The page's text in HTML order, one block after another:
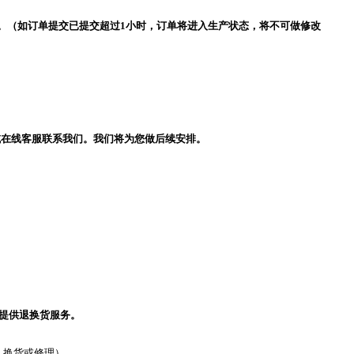
如订单提交已提交超过1小时，订单将进入生产状态，将不可做修改
线客服联系我们。我们将为您做后续安排。
供退换货服务。